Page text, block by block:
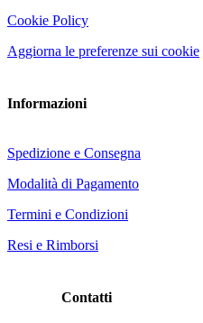
Cookie Policy
Aggiorna le preferenze sui cookie
Informazioni
Spedizione e Consegna
Modalità di Pagamento
Termini e Condizioni
Resi e Rimborsi
Contatti